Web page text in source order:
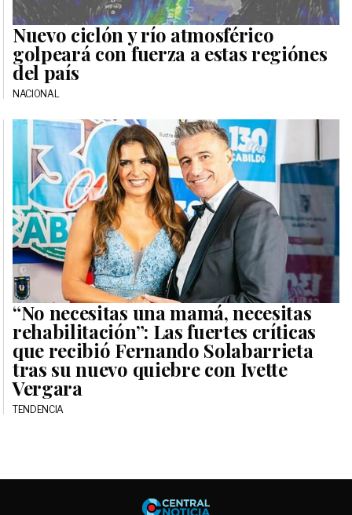
Nuevo ciclón y río atmosférico
golpeará con fuerza a estas regiónes
del país
NACIONAL
“No necesitas una mamá, necesitas
rehabilitación”: Las fuertes críticas
que recibió Fernando Solabarrieta
tras su nuevo quiebre con Ivette
Vergara
TENDENCIA